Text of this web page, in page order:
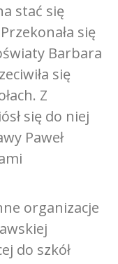
stać się
się
Barbara
się
Z
się do niej
Paweł
organizacje
do szkół